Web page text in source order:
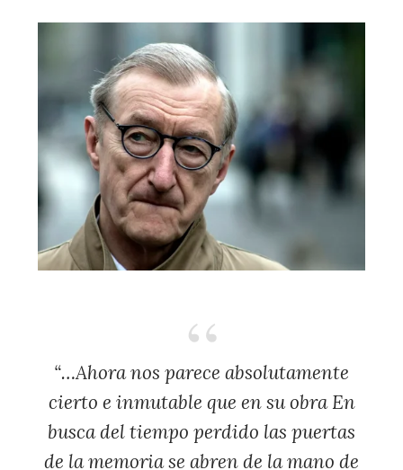
“…Ahora nos parece absolutamente
cierto e inmutable que en su obraEn
busca del tiempo perdido las puertas
de la memoria se abren de la mano de